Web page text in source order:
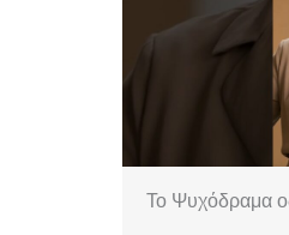
Το Ψυχόδραμα